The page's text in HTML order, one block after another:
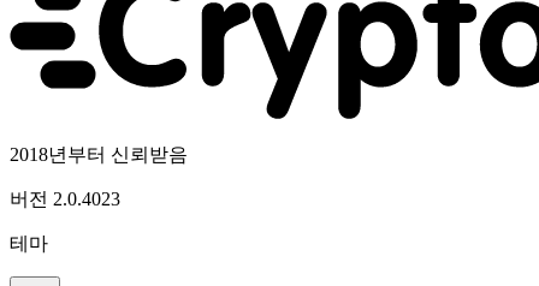
2018년부터 신뢰받음
버전 2.0.4023
테마